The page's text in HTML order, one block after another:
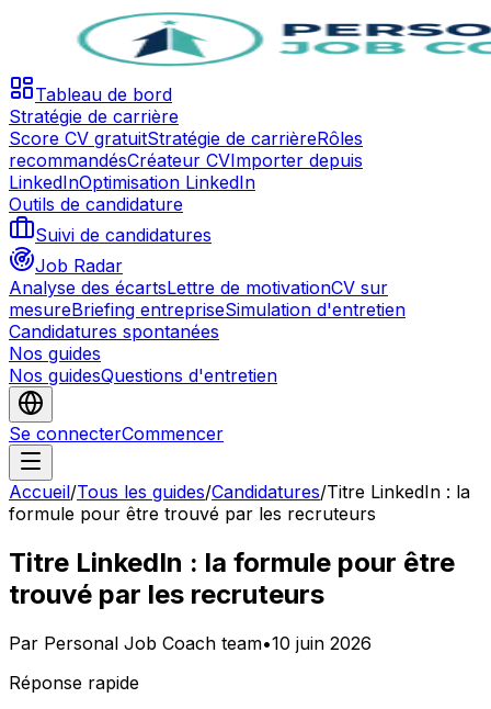
Tableau de bord
Stratégie de carrière
Score CV gratuitStratégie de carrièreRôles
recommandésCréateur CVImporter depuis
LinkedInOptimisation LinkedIn
Outils de candidature
Suivi de candidatures
Job Radar
Analyse des écartsLettre de motivationCV sur
mesureBriefing entrepriseSimulation d'entretien
Candidatures spontanées
Nos guides
Nos guidesQuestions d'entretien
Se connecterCommencer
Accueil/Tous les guides/Candidatures/Titre LinkedIn : la
formule pour être trouvé par les recruteurs
Titre LinkedIn : la formule pour être
trouvé par les recruteurs
Par Personal Job Coach team•10 juin 2026
Réponse rapide